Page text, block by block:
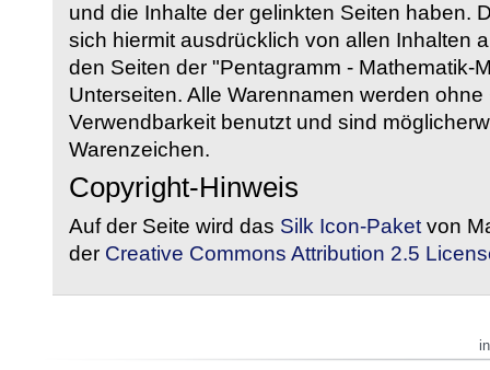
und die Inhalte der gelinkten Seiten haben.
sich hiermit ausdrücklich von allen Inhalten
den Seiten der "Pentagramm - Mathematik-
Unterseiten. Alle Warennamen werden
Verwendbarkeit benutzt und sind
Warenzeichen.
Copyright-Hinweis
Auf der Seite wird das Silk Icon-Paket von
der Creative Commons Attribution 2.5